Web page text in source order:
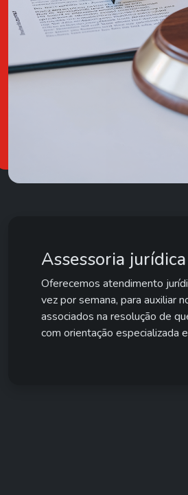
Assessoria
Oferecemos atendimento
vez por semana, para auxiliar
associados na resolução de
com orientação especializada